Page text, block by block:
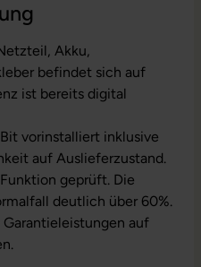
Akku,
befindet sich auf
ist bereits digital
vorinstalliert inklusive
auf Auslieferzustand.
geprüft. Die
deutlich über 60%.
auf